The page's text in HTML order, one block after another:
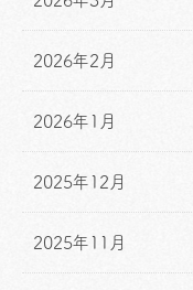
2026年2月
2026年1月
2025年12月
2025年11月